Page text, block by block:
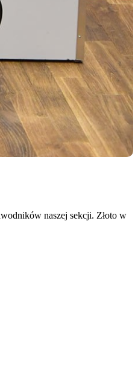
naszej sekcji. Złoto w